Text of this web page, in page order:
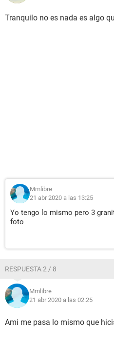
Tranquilo no es nada es algo
Mmlibre
21 abr 2020 a las 13:25
Yo tengo lo mismo pero 3
foto
RESPUESTA 2 / 8
Mmlibre
21 abr 2020 a las 02:25
Ami me pasa lo mismo que